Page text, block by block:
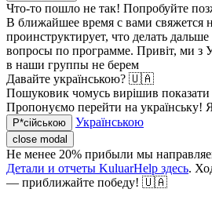
Что-то пошло не так! Попробуйте
В ближайшее время с вами свяжется
проинструктирует, что делать
вопросы по программе. Привіт, ми з
в наши группы не берем
Давайте українською? 🇺🇦
Пошуковик чомусь вирішив показати
Пропонуємо перейти на українську!
Р*сійською Українською
close modal
Не менее 20% прибыли мы
Детали и отчеты KuluarHelp здесь.
— приближайте победу! 🇺🇦